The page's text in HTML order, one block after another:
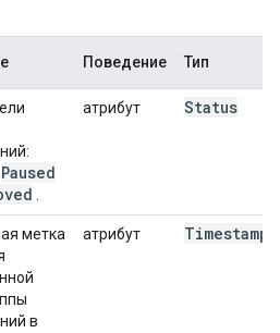
Поведение Тип
Paused
атрибут Status
метка
в
атрибут Timestamp